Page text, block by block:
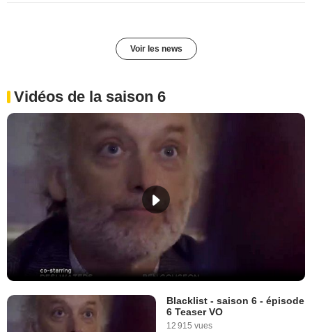
Voir les news
Vidéos de la saison 6
Blacklist - saison 6 - épisode
6 Teaser VO
12 915 vues